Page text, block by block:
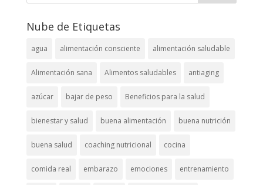
Nube de Etiquetas
agua alimentación consciente alimentación saludable
Alimentación sana Alimentos saludables antiaging
azúcar bajar de peso Beneficios para la salud
bienestar y salud buena alimentación buena nutrición
buena salud coaching nutricional cocina
comida real embarazo emociones entrenamiento